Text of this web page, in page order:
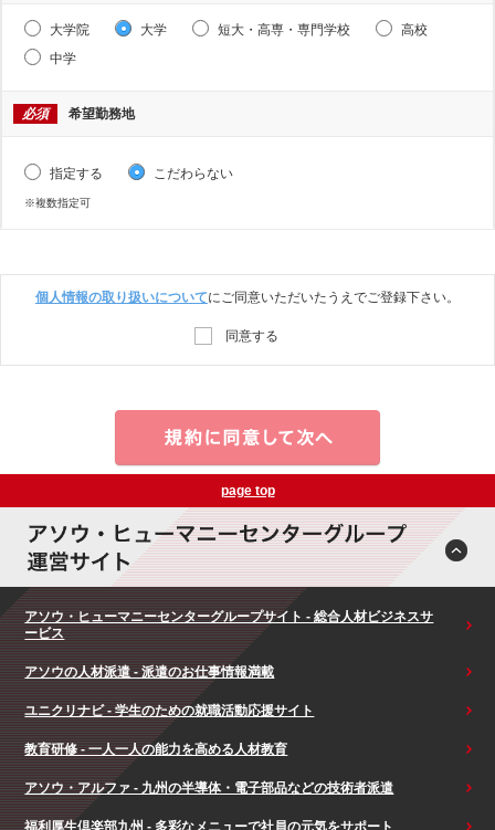
大学院 大学 短大・高専・専門学校
高校
中学
必須 希望勤務地
指定する こだわらない
※複数指定可
個人情報の取り扱いについてにご同意いただいたうえでご登録下さい。
同意する
page top
アソウ・ヒューマニーセンターグループサイト - 総合人材ビジネスサ
ービス
アソウの人材派遣 - 派遣のお仕事情報満載
ユニクリナビ - 学生のための就職活動応援サイト
教育研修 - 一人一人の能力を高める人材教育
アソウ・アルファ - 九州の半導体・電子部品などの技術者派遣
福利厚生倶楽部九州 - 多彩なメニューで社員の元気をサポート